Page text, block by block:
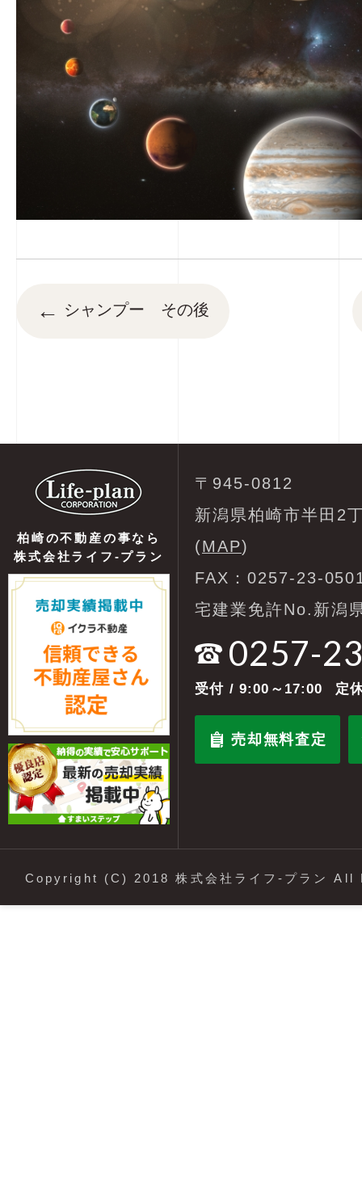
← シャンプー その後
柏崎の不動産の事なら
株式会社ライフ-プラン
〒945-0812
新潟県柏崎市半田2
(MAP)
FAX：0257-23-
宅建業免許No.新潟
0257-
受付 / 9:00～17:00 定
売却無料査定
Copyright (C) 2018 株式会社ライフ-プラン